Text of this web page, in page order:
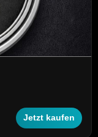
Jetzt kaufen